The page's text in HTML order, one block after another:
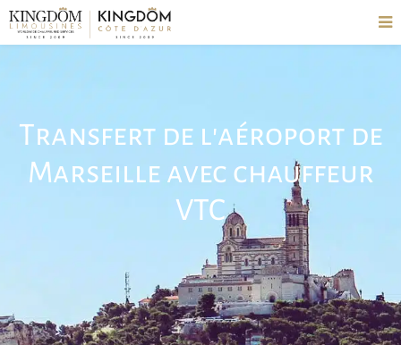
Transfert de l'aéroport de
Marseille avec chauffeur
VTC